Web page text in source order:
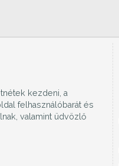
kezdeni, a
felhasználóbarát és
valamint üdvözlő